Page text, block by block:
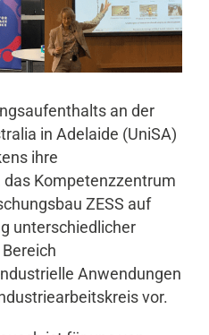
an der
in Adelaide (UniSA)
ihre
Kompetenzzentrum
ZESS auf
unterschiedlicher
Anwendungen
vor.